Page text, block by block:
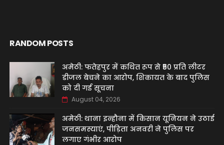
RANDOM POSTS
अमेठी: फतेहपुर में कथित रूप से ₹50 प्रति लीटर
डीजल बेचने का आरोप, शिकायत के बाद पुलिस
को दी गई सूचना
August 04, 2026
अमेठी: थाना इन्हौना में किसान यूनियन ने उठाई
जनसमस्याएं, पीड़िता अनवरी ने पुलिस पर
लगाए गंभीर आरोप